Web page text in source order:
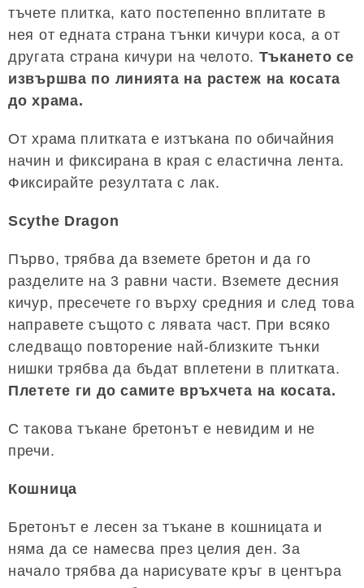
тъчете плитка, като постепенно вплитате в
нея от едната страна тънки кичури коса, а от
другата страна кичури на челото. Тъкането се
извършва по линията на растеж на косата
до храма.
От храма плитката е изтъкана по обичайния
начин и фиксирана в края с еластична лента.
Фиксирайте резултата с лак.
Scythe Dragon
Първо, трябва да вземете бретон и да го
разделите на 3 равни части. Вземете десния
кичур, пресечете го върху средния и след това
направете същото с лявата част. При всяко
следващо повторение най-близките тънки
нишки трябва да бъдат вплетени в плитката.
Плетете ги до самите връхчета на косата.
С такова тъкане бретонът е невидим и не
пречи.
Кошница
Бретонът е лесен за тъкане в кошницата и
няма да се намесва през целия ден. За
начало трябва да нарисувате кръг в центъра